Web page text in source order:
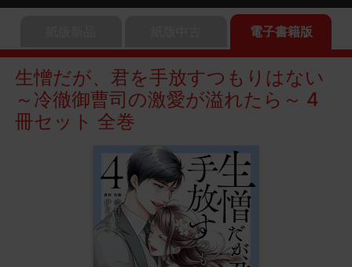
電子書籍版
生憎だが、君を手放すつもりはない
～冷徹御曹司の激愛が溢れたら～ 4
冊セット 全巻